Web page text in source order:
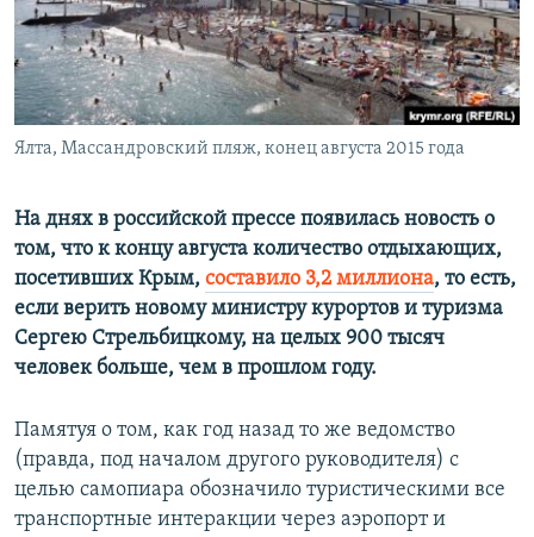
ПОБЕДИТЕЛЕЙ НЕ СУДЯТ?
КРЫМ.НЕПОКОРЕННЫЙ
ELIFBE
УКРАИНСКАЯ ПРОБЛЕМА КРЫМА
ПРИСОЕДИНЯЙТЕСЬ!
Ялта, Массандровский пляж, конец августа 2015 года
На днях в российской прессе появилась новость о
том, что к концу августа количество отдыхающих,
посетивших Крым, составило 3,2 миллиона, то есть,
если верить новому министру курортов и туризма
Сергею Стрельбицкому, на целых 900 тысяч
человек больше, чем в прошлом году.
Памятуя о том, как год назад то же ведомство
(правда, под началом другого руководителя) с
целью самопиара обозначило туристическими все
транспортные интеракции через аэропорт и